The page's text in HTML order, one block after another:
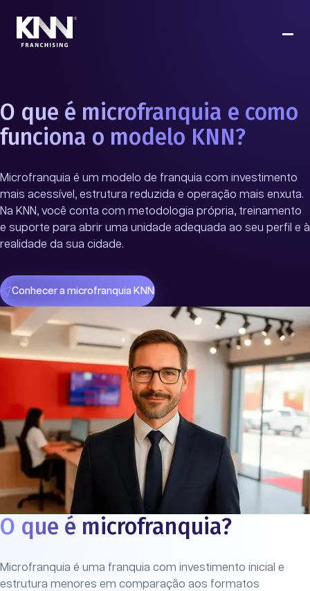
O que é microfranquia e como
funciona o modelo KNN?
Microfranquia é um modelo de franquia com investimento
mais acessível, estrutura reduzida e operação mais enxuta.
Na KNN, você conta com metodologia própria, treinamento
e suporte para abrir uma unidade adequada ao seu perfil e à
realidade da sua cidade.
Conhecer a microfranquia KNN
O que é microfranquia?
Microfranquia é uma franquia com investimento inicial e
estrutura menores em comparação aos formatos